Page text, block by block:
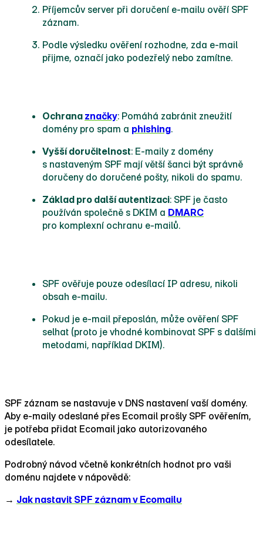
Příjemcův server při doručení e‑mailu ověří SPF
záznam.
Podle výsledku ověření rozhodne, zda e‑mail
přijme, označí jako podezřelý nebo zamítne.
Ochrana značky: Pomáhá zabránit zneužití
domény pro spam a phishing.
Vyšší doručitelnost: E‑maily z domény
s nastaveným SPF mají větší šanci být správně
doručeny do doručené pošty, nikoli do spamu.
Základ pro další autentizaci: SPF je často
používán společně s DKIM a DMARC
pro komplexní ochranu e‑mailů.
SPF ověřuje pouze odesílací IP adresu, nikoli
obsah e‑mailu.
Pokud je e‑mail přeposlán, může ověření SPF
selhat (proto je vhodné kombinovat SPF s dalšími
metodami, například DKIM).
SPF záznam se nastavuje v DNS nastavení vaší domény.
Aby e‑maily odeslané přes Ecomail prošly SPF ověřením,
je potřeba přidat Ecomail jako autorizovaného
odesílatele.
Podrobný návod včetně konkrétních hodnot pro vaši
doménu najdete v nápovědě:
→ Jak nastavit SPF záznam v Ecomailu